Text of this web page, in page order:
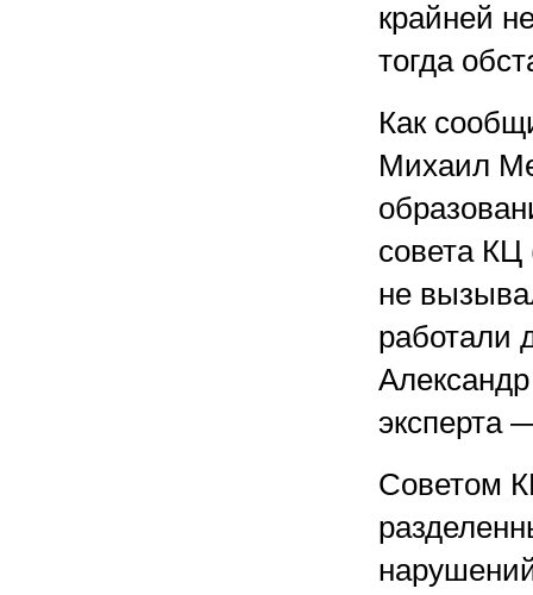
крайней
тогда
Как
Михаил
совета КЦ
не
работали
эксперта
Советом